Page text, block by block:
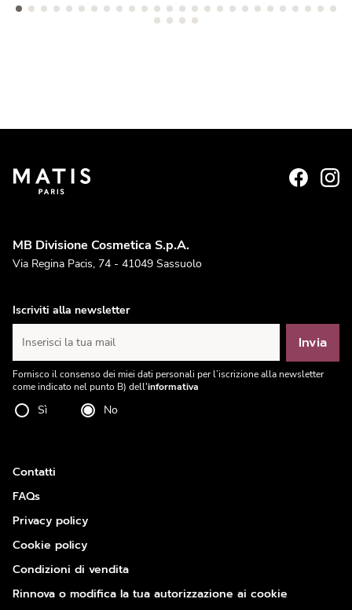
MB Divisione Cosmetica S.p.A.
Via Regina Pacis, 74 - 41049 Sassuolo
Iscriviti alla newsletter
Inserisci la tua mail Invia
Fornisco il consenso dei miei dati personali per l’iscrizione alla newsletter
come indicato nel punto B) dell'informativa
Sì No
Contatti
FAQs
Privacy policy
Cookie policy
Condizioni di vendita
Rinnova o modifica la tua autorizzazione ai cookie